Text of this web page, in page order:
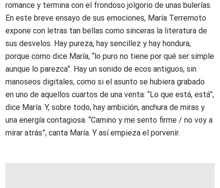
romance y termina con el frondoso jolgorio de unas bulerías.
En este breve ensayo de sus emociones, María Terremoto
expone con letras tan bellas como sinceras la literatura de
sus desvelos. Hay pureza, hay sencillez y hay hondura,
porque como dice María, “lo puro no tiene por qué ser simple
aunque lo parezca”. Hay un sonido de ecos antiguos, sin
manoseos digitales, como si el asunto se hubiera grabado
en uno de aquellos cuartos de una venta: “Lo que está, está”,
dice María. Y, sobre todo, hay ambición, anchura de miras y
una energía contagiosa. “Camino y me sento firme / no voy a
mirar atrás”, canta María. Y así empieza el porvenir.